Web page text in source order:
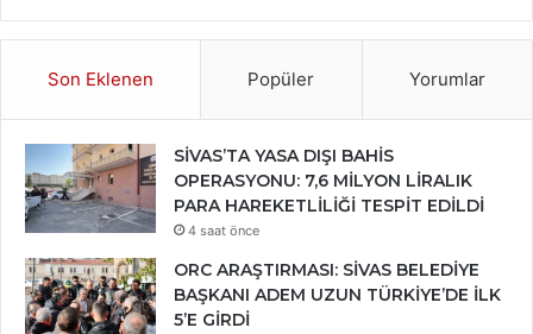
Son Eklenen Popüler Yorumlar
SİVAS’TA YASA DIŞI BAHİS
OPERASYONU: 7,6 MİLYON LİRALIK
PARA HAREKETLİLİĞİ TESPİT EDİLDİ
4 saat önce
ORC ARAŞTIRMASI: SİVAS BELEDİYE
BAŞKANI ADEM UZUN TÜRKİYE’DE İLK
5’E GİRDİ